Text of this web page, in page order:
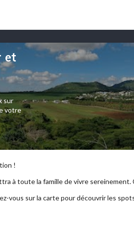
et
sur
votre
!
à toute la famille de vivre
vous sur la carte pour découvrir les